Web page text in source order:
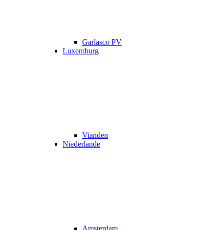
Garlasco PV
Luxemburg
Vianden
Niederlande
Amsterdam